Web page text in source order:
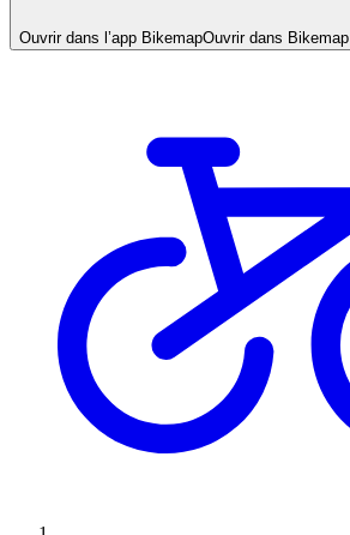
Ouvrir dans l’app BikemapOuvrir dans Bikemap